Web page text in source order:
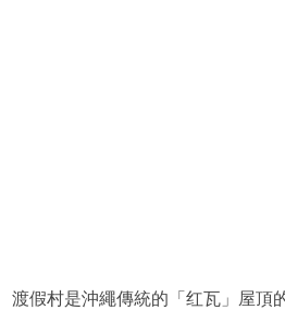
渡假村是沖繩傳統的「红瓦」屋頂